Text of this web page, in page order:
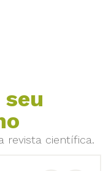
revista científica.